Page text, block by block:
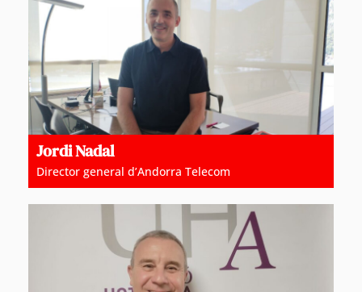
Jordi Nadal
Director general d’Andorra Telecom